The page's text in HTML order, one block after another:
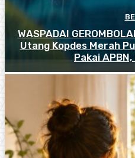
WASPADAI
Utang Kopdes Merah
Pakai